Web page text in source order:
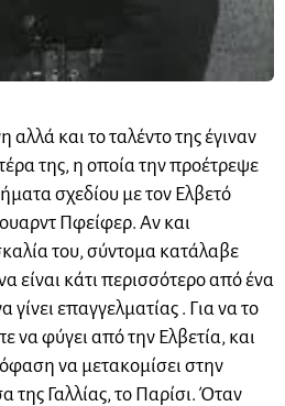
αλλά και το ταλέντο της έγιναν
της, η οποία την προέτρεψε
σχεδίου με τον Ελβετό
Πφείφερ. Αν και
του, σύντομα κατάλαβε
είναι κάτι περισσότερο από ένα
γίνει επαγγελματίας . Για να το
να φύγει από την Ελβετία, και
να μετακομίσει στην
της Γαλλίας, το Παρίσι. Όταν